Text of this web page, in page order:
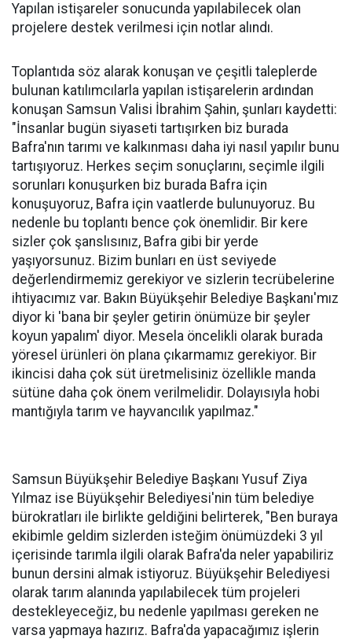
Yapılan istişareler sonucunda yapılabilecek olan
projelere destek verilmesi için notlar alındı.
Toplantıda söz alarak konuşan ve çeşitli taleplerde
bulunan katılımcılarla yapılan istişarelerin ardından
konuşan Samsun Valisi İbrahim Şahin, şunları kaydetti:
"İnsanlar bugün siyaseti tartışırken biz burada
Bafra'nın tarımı ve kalkınması daha iyi nasıl yapılır bunu
tartışıyoruz. Herkes seçim sonuçlarını, seçimle ilgili
sorunları konuşurken biz burada Bafra için
konuşuyoruz, Bafra için vaatlerde bulunuyoruz. Bu
nedenle bu toplantı bence çok önemlidir. Bir kere
sizler çok şanslısınız, Bafra gibi bir yerde
yaşıyorsunuz. Bizim bunları en üst seviyede
değerlendirmemiz gerekiyor ve sizlerin tecrübelerine
ihtiyacımız var. Bakın Büyükşehir Belediye Başkanı'mız
diyor ki 'bana bir şeyler getirin önümüze bir şeyler
koyun yapalım' diyor. Mesela öncelikli olarak burada
yöresel ürünleri ön plana çıkarmamız gerekiyor. Bir
ikincisi daha çok süt üretmelisiniz özellikle manda
sütüne daha çok önem verilmelidir. Dolayısıyla hobi
mantığıyla tarım ve hayvancılık yapılmaz."
Samsun Büyükşehir Belediye Başkanı Yusuf Ziya
Yılmaz ise Büyükşehir Belediyesi'nin tüm belediye
bürokratları ile birlikte geldiğini belirterek, "Ben buraya
ekibimle geldim sizlerden isteğim önümüzdeki 3 yıl
içerisinde tarımla ilgili olarak Bafra'da neler yapabiliriz
bunun dersini almak istiyoruz. Büyükşehir Belediyesi
olarak tarım alanında yapılabilecek tüm projeleri
destekleyeceğiz, bu nedenle yapılması gereken ne
varsa yapmaya hazırız. Bafra'da yapacağımız işlerin